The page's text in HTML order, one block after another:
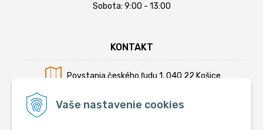
Vaše nastavenie cookies
Sobota: 9:00 - 13:00
KONTAKT
Povstania českého ľudu 1, 040 22 Košice
Mobil:+421 902 794 355